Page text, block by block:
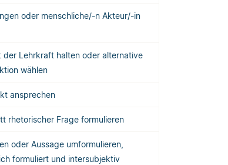
oder menschliche/-n Akteur/-in
der Lehrkraft halten oder alternative
wählen
ansprechen
rhetorischer Frage formulieren
oder Aussage umformulieren,
formuliert und intersubjektiv